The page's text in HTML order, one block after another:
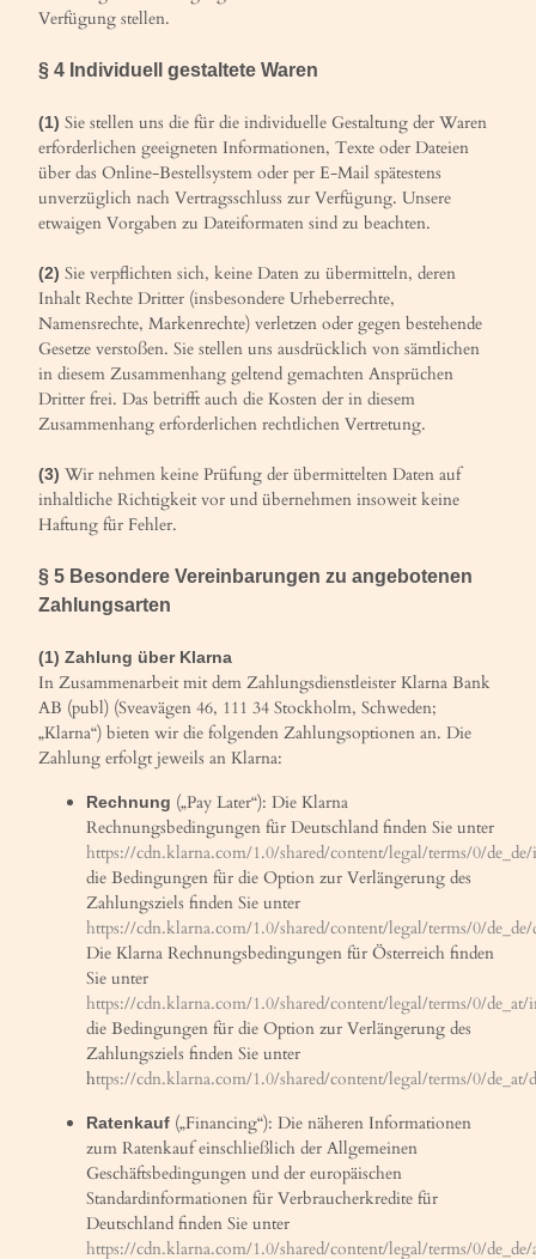
Verfügung stellen.
§ 4 Individuell gestaltete Waren
(1) Sie stellen uns die für die individuelle Gestaltung der Waren
erforderlichen geeigneten Informationen, Texte oder Dateien
über das Online-Bestellsystem oder per E-Mail spätestens
unverzüglich nach Vertragsschluss zur Verfügung. Unsere
etwaigen Vorgaben zu Dateiformaten sind zu beachten.
(2) Sie verpflichten sich, keine Daten zu übermitteln, deren
Inhalt Rechte Dritter (insbesondere Urheberrechte,
Namensrechte, Markenrechte) verletzen oder gegen bestehende
Gesetze verstoßen. Sie stellen uns ausdrücklich von sämtlichen
in diesem Zusammenhang geltend gemachten Ansprüchen
Dritter frei. Das betrifft auch die Kosten der in diesem
Zusammenhang erforderlichen rechtlichen Vertretung.
(3) Wir nehmen keine Prüfung der übermittelten Daten auf
inhaltliche Richtigkeit vor und übernehmen insoweit keine
Haftung für Fehler.
§ 5 Besondere Vereinbarungen zu angebotenen
Zahlungsarten
(1) Zahlung über Klarna
In Zusammenarbeit mit dem Zahlungsdienstleister Klarna Bank
AB (publ) (Sveavägen 46, 111 34 Stockholm, Schweden;
„Klarna“) bieten wir die folgenden Zahlungsoptionen an. Die
Zahlung erfolgt jeweils an Klarna:
Rechnung („Pay Later“): Die Klarna
Rechnungsbedingungen für Deutschland finden Sie unter
https://cdn.klarna.com/1.0/shared/content/legal/terms/0/
die Bedingungen für die Option zur Verlängerung des
Zahlungsziels finden Sie unter
https://cdn.klarna.com/1.0/shared/content/legal/terms/0/de_de/
Die Klarna Rechnungsbedingungen für Österreich finden
Sie unter
https://cdn.klarna.com/1.0/shared/content/legal/terms/0/de_at/
die Bedingungen für die Option zur Verlängerung des
Zahlungsziels finden Sie unter
https://cdn.klarna.com/1.0/shared/content/legal/terms/0/de_at/
Ratenkauf („Financing“): Die näheren Informationen
zum Ratenkauf einschließlich der Allgemeinen
Geschäftsbedingungen und der europäischen
Standardinformationen für Verbraucherkredite für
Deutschland finden Sie unter
https://cdn.klarna.com/1.0/shared/content/legal/terms/0/de_de/